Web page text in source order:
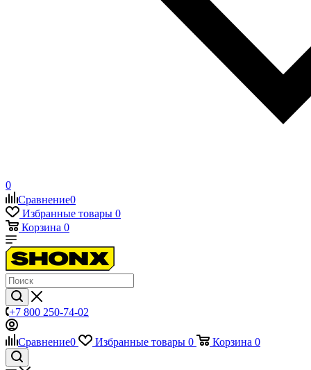
0
Сравнение0
Избранные товары 0
Корзина 0
+7 800 250-74-02
Сравнение0 Избранные товары 0 Корзина 0